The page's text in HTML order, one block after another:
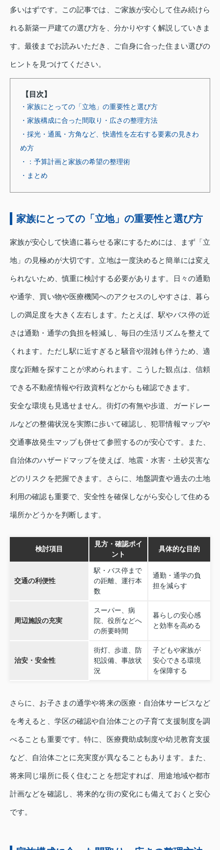
多いはずです。この記事では、ご家族が安心して住み続けら
れる新築一戸建ての選び方を、分かりやすく解説していきま
す。最後までお読みいただき、ご自身に合った住まい選びの
ヒントを見つけてください。
【目次】
・家族にとっての「立地」の重要性と選び方
・家族構成に合った間取り・広さの整理方法
・採光・通風・方角など、快適性を左右する要素の見きわ
め方
・：予算計画と家族の希望の整理術
・まとめ
家族にとっての「立地」の重要性と選び方
家族が安心して快適に暮らせる家にするためには、まず「立
地」の見極めが大切です。立地は一度決めると簡単には変え
られないため、慎重に検討する必要があります。日々の通勤
や通学、買い物や医療機関へのアクセスのしやすさは、暮ら
しの満足度を大きく左右します。たとえば、駅やバス停の近
さは通勤・通学の負担を軽減し、毎日の生活リズムを整えて
くれます。ただし駅に近すぎると騒音や混雑も伴うため、適
度な距離を探すことが求められます。こうした観点は、信頼
できる不動産情報や行政資料などからも確認できます。
安全な環境も見逃せません。街灯の有無や歩道、ガードレー
ルなどの整備状況を実際に歩いて確認し、犯罪情報マップや
交通事故発生マップも併せて参照するのが安心です。また、
自治体のハザードマップを使えば、地震・水害・土砂災害な
どのリスクを把握できます。さらに、地盤調査や過去の土地
利用の確認も重要で、安全性を確保しながら安心して住める
場所かどうかを判断します。
検討項目
見方・確認ポイ
ント
具体的な目的
交通の利便性
駅・バス停まで
の距離、運行本
数
通勤・通学の負
担を減らす
周辺施設の充実
スーパー、病
院、役所などへ
の所要時間
暮らしの安心感
と効率を高める
治安・安全性
街灯、歩道、防
犯設備、事故状
況
子どもや家族が
安心できる環境
を保障する
さらに、お子さまの通学や将来の医療・自治体サービスなど
を考えると、学区の確認や自治体ごとの子育て支援制度を調
べることも重要です。特に、医療費助成制度や幼児教育支援
など、自治体ごとに充実度が異なることもあります。また、
将来同じ場所に長く住むことを想定すれば、用途地域や都市
計画などを確認し、将来的な街の変化にも備えておくと安心
です。